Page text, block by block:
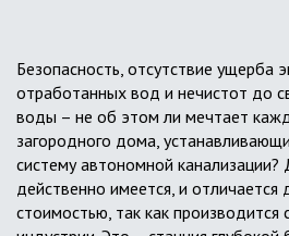
Безопасность, отсутствие ущерба
отработанных вод и нечистот до
воды – не об этом ли мечтает
загородного дома,
систему автономной канализации?
действенно имеется, и отличается
стоимостью, так как производится